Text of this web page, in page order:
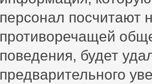
персонал посчитают
противоречащей
поведения, будет
предварительного